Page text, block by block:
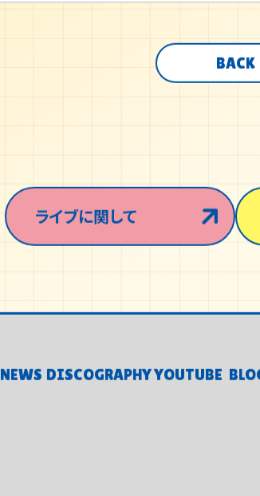
BACK
ライブに関して
NEWS DISCOGRAPHY YOUTUBE